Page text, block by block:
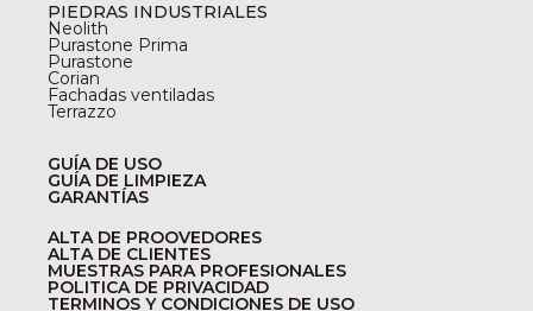
PIEDRAS INDUSTRIALES
Neolith
Purastone Prima
Purastone
Corian
Fachadas ventiladas
Terrazzo
GUÍA DE USO
GUÍA DE LIMPIEZA
GARANTÍAS
ALTA DE PROOVEDORES
ALTA DE CLIENTES
MUESTRAS PARA PROFESIONALES
POLITICA DE PRIVACIDAD
TERMINOS Y CONDICIONES DE USO